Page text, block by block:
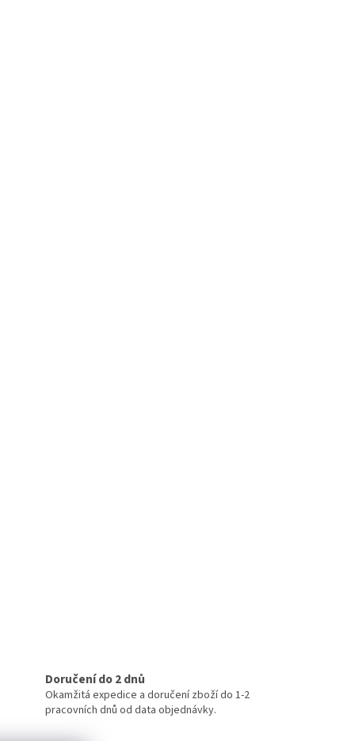
Doručení do 2 dnů
Okamžitá expedice a doručení zboží do 1-2
pracovních dnů od data objednávky.